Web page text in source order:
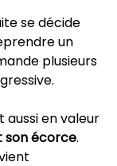
se décide
un
plusieurs
aussi en valeur
son écorce.